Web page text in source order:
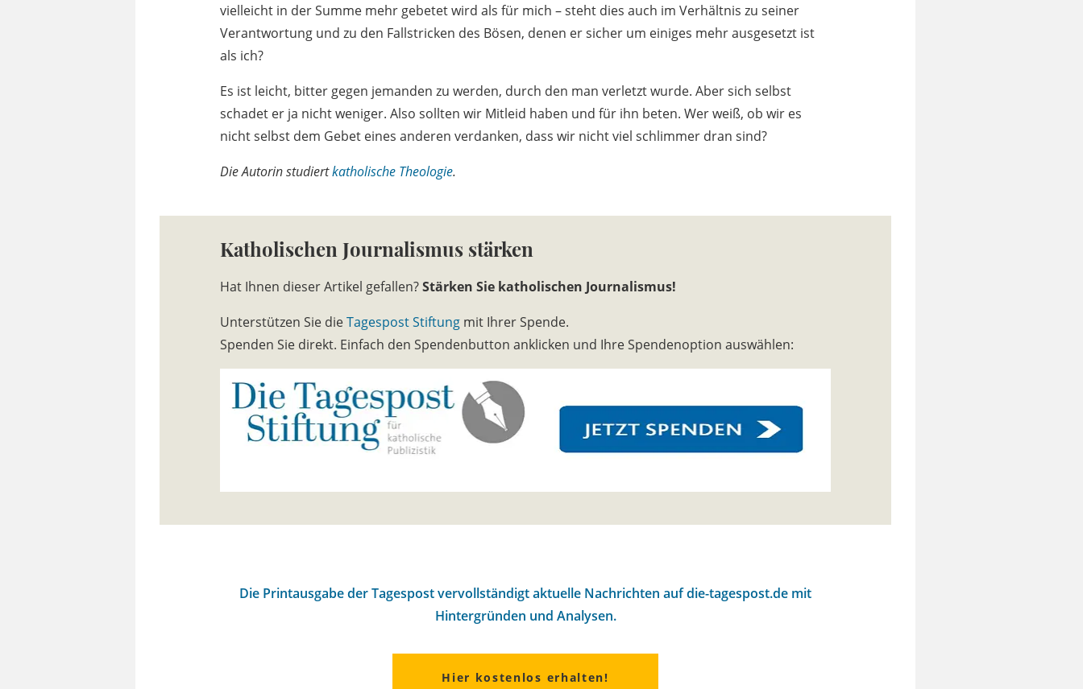
vielleicht in der Summe mehr gebetet wird als für mich – steht dies auch im Verhältnis zu seiner
Verantwortung und zu den Fallstricken des Bösen, denen er sicher um einiges mehr ausgesetzt ist
als ich?
Es ist leicht, bitter gegen jemanden zu werden, durch den man verletzt wurde. Aber sich selbst
schadet er ja nicht weniger. Also sollten wir Mitleid haben und für ihn beten. Wer weiß, ob wir es
nicht selbst dem Gebet eines anderen verdanken, dass wir nicht viel schlimmer dran sind?
Die Autorin studiertkatholische Theologie.
Katholischen Journalismus stärken
Hat Ihnen dieser Artikel gefallen?Stärken Sie katholischen Journalismus!
Unterstützen Sie dieTagespost Stiftung mit Ihrer Spende.
Spenden Sie direkt. Einfach den Spendenbutton anklicken und Ihre Spendenoption auswählen:
Die Printausgabe der Tagespost vervollständigt aktuelle Nachrichten auf die-tagespost.de mit
Hintergründen und Analysen.
Hier kostenlos erhalten!